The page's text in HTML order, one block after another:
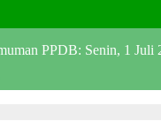
PPDB: Senin, 1 Juli